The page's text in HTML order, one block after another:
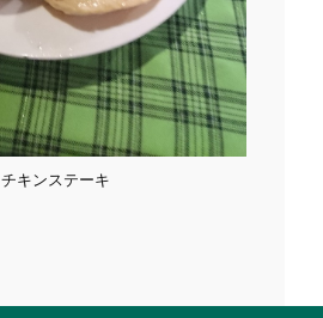
チキンステーキ